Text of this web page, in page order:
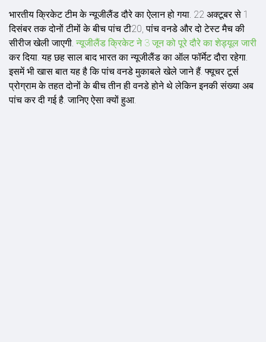
भारतीय क्रिकेट टीम के न्यूजीलैंड दौरे का ऐलान हो गया. 22 अक्टूबर से 1
दिसंबर तक दोनों टीमों के बीच पांच टी20, पांच वनडे और दो टेस्ट मैच की
सीरीज खेली जाएगी. न्यूजीलैंड क्रिकेट ने 3 जून को पूरे दौरे का शेड्यूल जारी
कर दिया. यह छह साल बाद भारत का न्यूजीलैंड का ऑल फॉर्मेट दौरा रहेगा.
इसमें भी खास बात यह है कि पांच वनडे मुकाबले खेले जाने हैं. फ्यूचर टूर्स
प्रोग्राम के तहत दोनों के बीच तीन ही वनडे होने थे लेकिन इनकी संख्या अब
पांच कर दी गई है. जानिए ऐसा क्यों हुआ.